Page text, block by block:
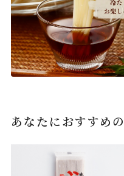
あなたにおすすめ